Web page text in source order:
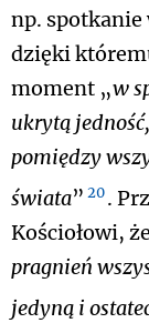
np. spotkanie
dzięki
moment „w
ukrytą
pomiędzy
świata” 20.
Kościołowi,
pragnień
jedyną i